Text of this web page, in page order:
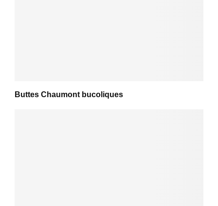
Buttes Chaumont bucoliques